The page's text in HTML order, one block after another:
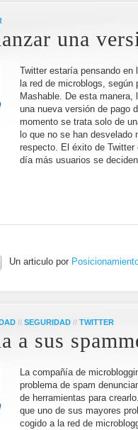
una
Twitter estaría pensando en
la red de microblogs,
Mashable. De esta
una nueva versión de pago
momento se trata solo de
lo que no se han
respecto. El éxito de Twitter
día más usuarios se
Un articulo por
// SEGURIDAD // TWITTER
a sus
La compañía de
problema de spam
de herramientas para
que uno de sus mayores
cogido a la red de